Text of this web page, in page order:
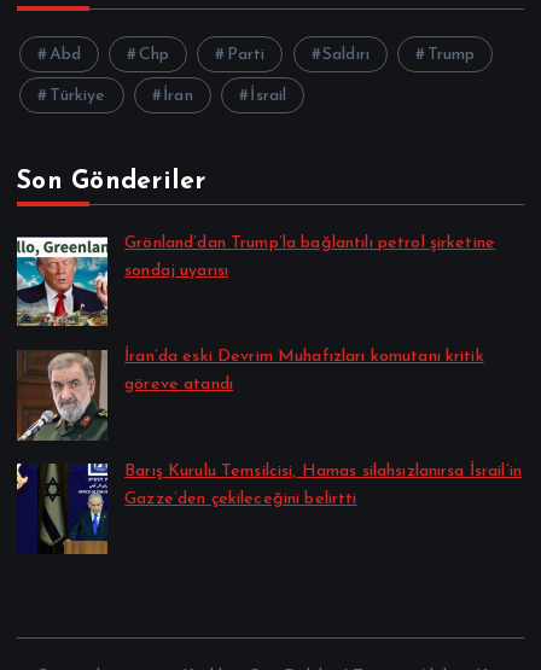
Abd Chp Parti Saldırı Trump
Türkiye İran İsrail
Son Gönderiler
Grönland’dan Trump’la bağlantılı petrol şirketine
sondaj uyarısı
İran’da eski Devrim Muhafızları komutanı kritik
göreve atandı
Barış Kurulu Temsilcisi, Hamas silahsızlanırsa İsrail’in
Gazze’den çekileceğini belirtti